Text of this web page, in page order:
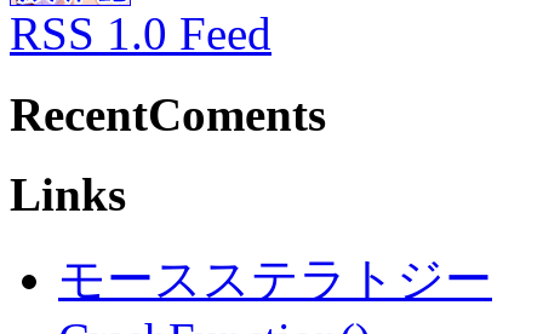
RSS 1.0 Feed
RecentComents
Links
モースステラトジー